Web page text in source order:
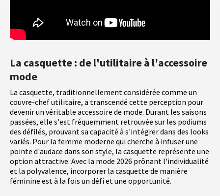
La casquette : de l'utilitaire à l'accessoire
mode
La casquette, traditionnellement considérée comme un
couvre-chef utilitaire, a transcendé cette perception pour
devenir un véritable accessoire de mode. Durant les saisons
passées, elle s'est fréquemment retrouvée sur les podiums
des défilés, prouvant sa capacité à s'intégrer dans des looks
variés. Pour la femme moderne qui cherche à infuser une
pointe d'audace dans son style, la casquette représente une
option attractive. Avec la mode 2026 prônant l'individualité
et la polyvalence, incorporer la casquette de manière
féminine est à la fois un défi et une opportunité.